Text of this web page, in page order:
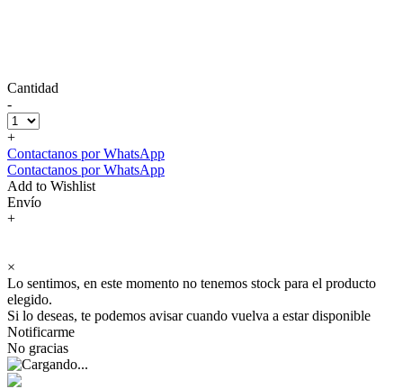
Cantidad
-
+
Contactanos por WhatsApp
Contactanos por WhatsApp
Add to Wishlist
Envío
+
×
Lo sentimos, en este momento no tenemos stock para el producto
elegido.
Si lo deseas, te podemos avisar cuando vuelva a estar disponible
Notificarme
No gracias